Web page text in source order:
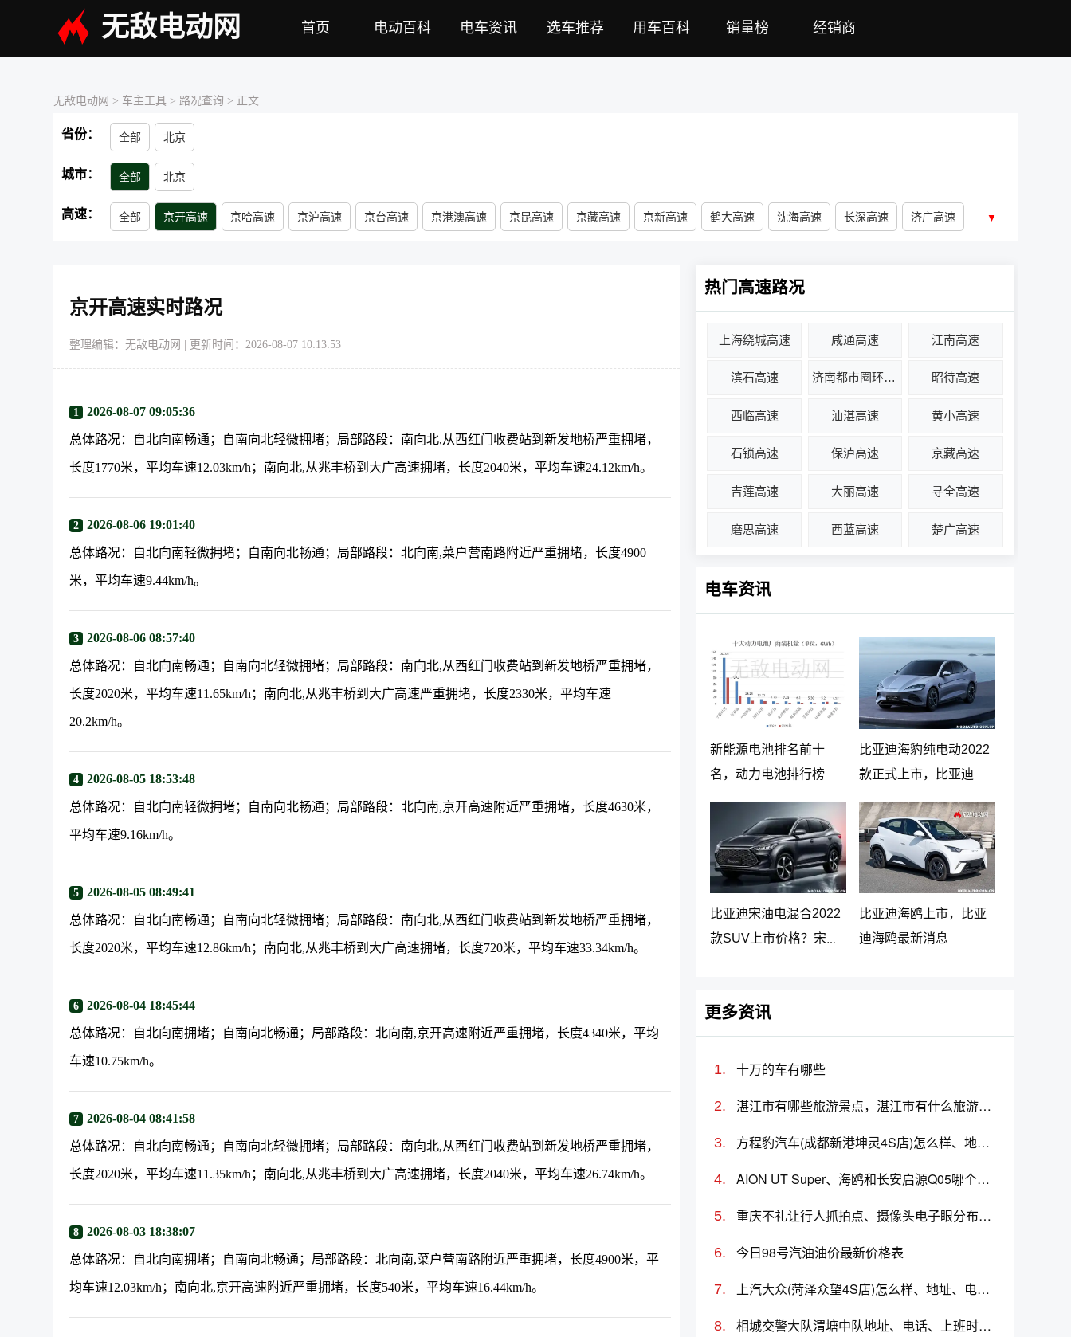
无敌电动网 首页 电动百科 电车资讯 选车推荐 用车百科 销量榜 经销商
无敌电动网 > 车主工具 > 路况查询 > 正文
省份： 全部 北京
城市： 全部 北京
高速： 全部 京开高速 京哈高速 京沪高速 京台高速 京港澳高速 京昆高速 京藏高速 京新高速 鹤大高速 沈海高速 长深高速 济广高速 ▼
京开高速实时路况
整理编辑：无敌电动网 更新时间：2026-08-07 10:13:53
1 2026-08-07 09:05:36
总体路况：自北向南畅通；自南向北轻微拥堵；局部路段：南向北,从西红门收费站到新发地桥严重拥堵，
长度1770米，平均车速12.03km/h；南向北,从兆丰桥到大广高速拥堵，长度2040米，平均车速24.12km/h。
2 2026-08-06 19:01:40
总体路况：自北向南轻微拥堵；自南向北畅通；局部路段：北向南,菜户营南路附近严重拥堵，长度4900
米，平均车速9.44km/h。
3 2026-08-06 08:57:40
总体路况：自北向南畅通；自南向北轻微拥堵；局部路段：南向北,从西红门收费站到新发地桥严重拥堵，
长度2020米，平均车速11.65km/h；南向北,从兆丰桥到大广高速严重拥堵，长度2330米，平均车速
20.2km/h。
4 2026-08-05 18:53:48
总体路况：自北向南轻微拥堵；自南向北畅通；局部路段：北向南,京开高速附近严重拥堵，长度4630米，
平均车速9.16km/h。
5 2026-08-05 08:49:41
总体路况：自北向南畅通；自南向北轻微拥堵；局部路段：南向北,从西红门收费站到新发地桥严重拥堵，
长度2020米，平均车速12.86km/h；南向北,从兆丰桥到大广高速拥堵，长度720米，平均车速33.34km/h。
6 2026-08-04 18:45:44
总体路况：自北向南拥堵；自南向北畅通；局部路段：北向南,京开高速附近严重拥堵，长度4340米，平均
车速10.75km/h。
7 2026-08-04 08:41:58
总体路况：自北向南畅通；自南向北轻微拥堵；局部路段：南向北,从西红门收费站到新发地桥严重拥堵，
长度2020米，平均车速11.35km/h；南向北,从兆丰桥到大广高速拥堵，长度2040米，平均车速26.74km/h。
8 2026-08-03 18:38:07
总体路况：自北向南拥堵；自南向北畅通；局部路段：北向南,菜户营南路附近严重拥堵，长度4900米，平
均车速12.03km/h；南向北,京开高速附近严重拥堵，长度540米，平均车速16.44km/h。
热门高速路况
上海绕城高速 咸通高速 江南高速
滨石高速 济南都市圈环线高速 昭待高速
西临高速 汕湛高速 黄小高速
石锁高速 保泸高速 京藏高速
吉莲高速 大丽高速 寻全高速
磨思高速 西蓝高速 楚广高速
电车资讯
新能源电池排名前十
名，动力电池排行榜前
十名
比亚迪海豹纯电动2022
款正式上市，比亚迪海
豹纯电动报价20.98万起
比亚迪宋油电混合2022
款SUV上市价格？宋
比亚迪海鸥上市，比亚
迪海鸥最新消息
更多资讯
十万的车有哪些
湛江市有哪些旅游景点，湛江市有什么旅游景点
方程豹汽车(成都新港坤灵4S店)怎么样、地址、电话、上班时间查询
AION UT Super、海鸥和长安启源Q05哪个更值得买？性价比、配置对比
重庆不礼让行人抓拍点、摄像头电子眼分布位置
今日98号汽油油价最新价格表
上汽大众(菏泽众望4S店)怎么样、地址、电话、上班时间查询
相城交警大队渭塘中队地址、电话、上班时间、能处理违章吗